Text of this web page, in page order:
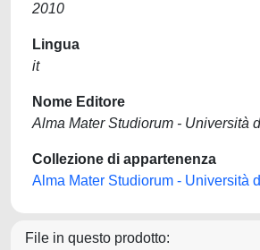
2010
Lingua
it
Nome Editore
Alma Mater Studiorum - Università
Collezione di appartenenza
Alma Mater Studiorum - Università
File in questo prodotto: